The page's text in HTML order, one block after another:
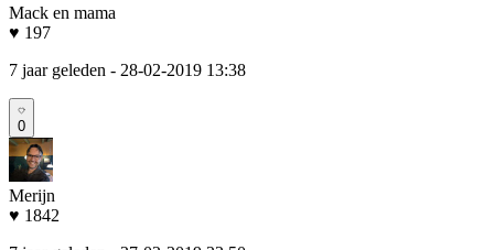
Mack en mama
♥ 197
7 jaar geleden - 28-02-2019 13:38
0
Merijn
♥ 1842